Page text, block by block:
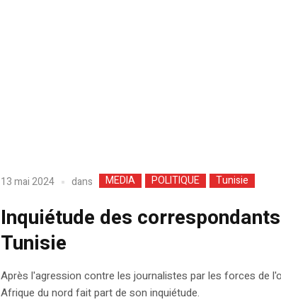
13 mai 2024 dans MEDIA POLITIQUE Tunisie
Inquiétude des
Tunisie
Après l'agression contre les journalistes par les forces de
Afrique du nord fait part de son inquiétude.